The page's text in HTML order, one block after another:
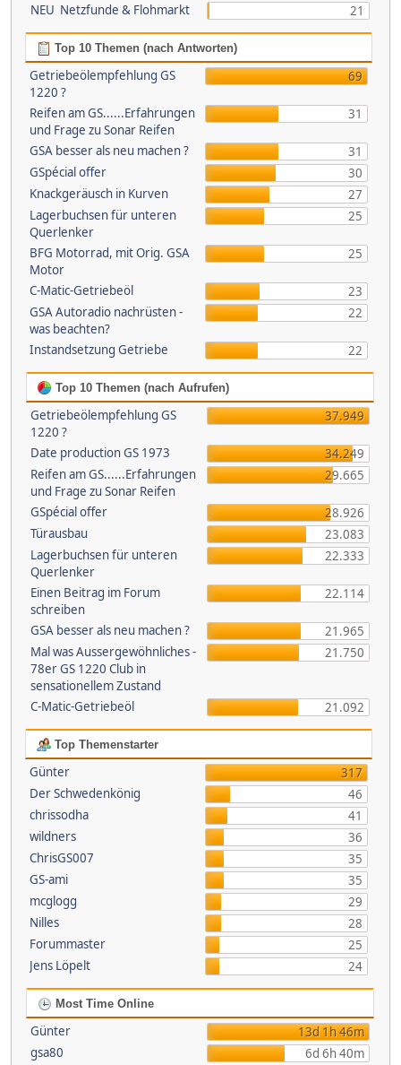
NEU Netzfunde & Flohmarkt 21
Top 10 Themen (nach Antworten)
Getriebeölempfehlung GS
1220 ?
69
Reifen am GS......Erfahrungen
und Frage zu Sonar Reifen
31
GSA besser als neu machen ?
31
GSpécial offer
30
Knackgeräusch in Kurven
27
Lagerbuchsen für unteren
Querlenker
25
BFG Motorrad, mit Orig. GSA
Motor
25
C-Matic-Getriebeöl
23
GSA Autoradio nachrüsten -
was beachten?
22
Instandsetzung Getriebe 22
Top 10 Themen (nach Aufrufen)
Getriebeölempfehlung GS
1220 ?
37.949
Date production GS 1973
34.249
Reifen am GS......Erfahrungen
und Frage zu Sonar Reifen
29.665
GSpécial offer
28.926
Türausbau
23.083
Lagerbuchsen für unteren
Querlenker
22.333
Einen Beitrag im Forum
schreiben
22.114
GSA besser als neu machen ?
21.965
Mal was Aussergewöhnliches -
78er GS 1220 Club in
sensationellem Zustand
21.750
C-Matic-Getriebeöl 21.092
Top Themenstarter
Günter
317
Der Schwedenkönig
46
chrissodha
41
wildners
36
ChrisGS007
35
GS-ami
35
mcglogg
29
Nilles
28
Forummaster
25
Jens Löpelt
24
Most Time Online
Günter
13d 1h 46m
gsa80
6d 6h 40m